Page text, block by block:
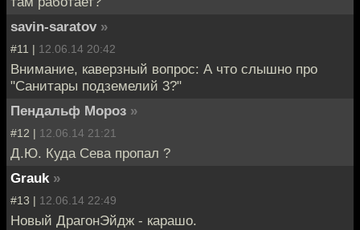
savin-saratov »
#11 | 12.06.14 20:42
Внимание, каверзный вопрос: А что слышно про
"Санитары подземелий 3?"
Пендальф Мороз »
#12 | 12.06.14 21:21
Д.Ю. Куда Сева пропал ?
Grauk »
#13 | 12.06.14 22:49
Новый ДрагонЭйдж - карашо.